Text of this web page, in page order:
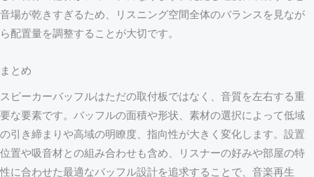
音場が乾きすぎるため、リスニング空間全体のバランスを見なが
ら配置量を調整することが大切です。
まとめ
スピーカーバッフルはただの取付板ではなく、音質を左右する重
要な要素です。バッフルの面積や形状、素材の選択によって低域
の引き締まりや高域の明瞭度、指向性が大きく変化します。設置
位置や吸音材との組み合わせも含め、リスナーの好みや部屋の特
性に合わせた最適なバッフル設計を追求することで、音楽再生